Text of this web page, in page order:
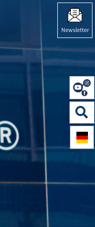
Newsletter